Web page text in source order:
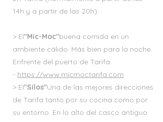
14h y a partir de las 20h):
> El"Mic-Moc"buena comida en un
ambiente cálido. Más bien para la noche.
Enfrente del puerto de Tarifa
- https://www.micmoctarifa.com
> El"Silos"Una de las mejores direcciones
de Tarifa tanto por su cocina como por
su entorno. En lo alto del casco antiguo